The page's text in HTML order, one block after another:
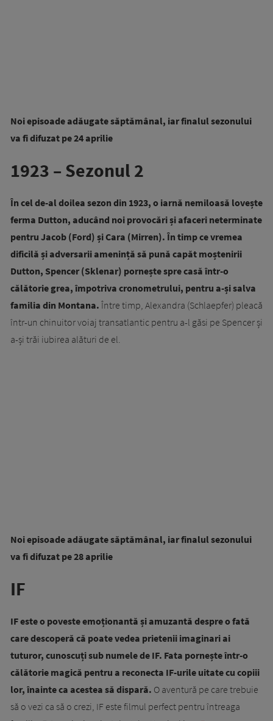
Noi episoade adăugate săptămânal, iar finalul sezonului
va fi difuzat pe 24 aprilie
1923 – Sezonul 2
În cel de-al doilea sezon din 1923, o iarnă nemiloasă lovește
ferma Dutton, aducând noi provocări și afaceri neterminate
pentru Jacob (Ford) și Cara (Mirren). În timp ce vremea
dificilă și adversarii amenință să pună capăt moștenirii
Dutton, Spencer (Sklenar) pornește spre casă într-o
călătorie grea, împotriva cronometrului, pentru a-și salva
familia din Montana. Între timp, Alexandra (Schlaepfer) pleacă
într-un chinuitor voiaj transatlantic pentru a-l găsi pe Spencer și
a-și trăi iubirea alături de el.
Noi episoade adăugate săptămânal, iar finalul sezonului
va fi difuzat pe 28 aprilie
IF
IF este o poveste emoționantă și amuzantă despre o fată
care descoperă că poate vedea prietenii imaginari ai
tuturor, cunoscuți sub numele de IF. Fata pornește într-o
călătorie magică pentru a reconecta IF-urile uitate cu copiii
lor, înainte ca acestea să dispară. O aventură pe care trebuie
să o vezi ca să o crezi, IF este filmul perfect pentru întreaga